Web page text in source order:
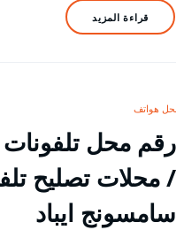
قراءة المزيد
محل هواتف
/ محلات تصليح
سامسونج ايباد